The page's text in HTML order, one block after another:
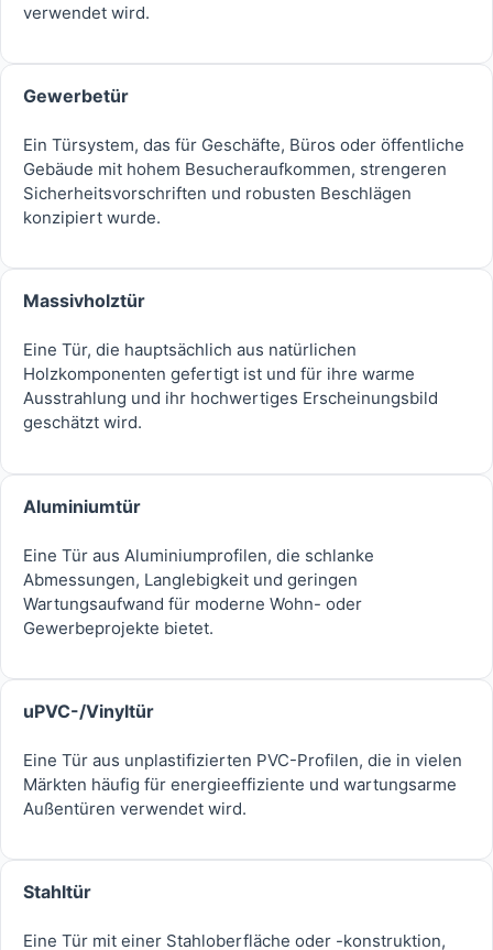
verwendet wird.
Gewerbetür
Ein Türsystem, das für Geschäfte, Büros oder öffentliche
Gebäude mit hohem Besucheraufkommen, strengeren
Sicherheitsvorschriften und robusten Beschlägen
konzipiert wurde.
Massivholztür
Eine Tür, die hauptsächlich aus natürlichen
Holzkomponenten gefertigt ist und für ihre warme
Ausstrahlung und ihr hochwertiges Erscheinungsbild
geschätzt wird.
Aluminiumtür
Eine Tür aus Aluminiumprofilen, die schlanke
Abmessungen, Langlebigkeit und geringen
Wartungsaufwand für moderne Wohn- oder
Gewerbeprojekte bietet.
uPVC-/Vinyltür
Eine Tür aus unplastifizierten PVC-Profilen, die in vielen
Märkten häufig für energieeffiziente und wartungsarme
Außentüren verwendet wird.
Stahltür
Eine Tür mit einer Stahloberfläche oder -konstruktion,